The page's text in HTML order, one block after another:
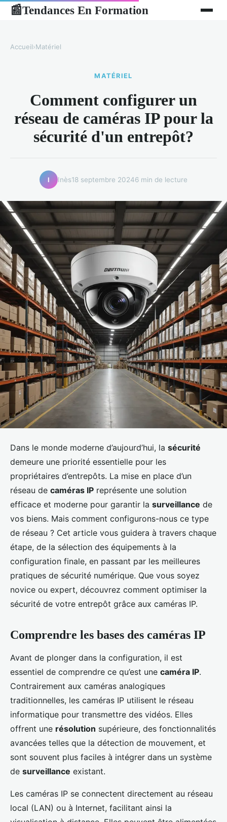
📰Tendances En Formation
Accueil›Matériel
MATÉRIEL
Comment configurer un
réseau de caméras IP pour la
sécurité d'un entrepôt?
I Inès18 septembre 20246 min de lecture
Dans le monde moderne d’aujourd’hui, la sécurité
demeure une priorité essentielle pour les
propriétaires d’entrepôts. La mise en place d’un
réseau de caméras IP représente une solution
efficace et moderne pour garantir la surveillance de
vos biens. Mais comment configurons-nous ce type
de réseau ? Cet article vous guidera à travers chaque
étape, de la sélection des équipements à la
configuration finale, en passant par les meilleures
pratiques de sécurité numérique. Que vous soyez
novice ou expert, découvrez comment optimiser la
sécurité de votre entrepôt grâce aux caméras IP.
Comprendre les bases des caméras IP
Avant de plonger dans la configuration, il est
essentiel de comprendre ce qu’est une caméra IP.
Contrairement aux caméras analogiques
traditionnelles, les caméras IP utilisent le réseau
informatique pour transmettre des vidéos. Elles
offrent une résolution supérieure, des fonctionnalités
avancées telles que la détection de mouvement, et
sont souvent plus faciles à intégrer dans un système
de surveillance existant.
Les caméras IP se connectent directement au réseau
local (LAN) ou à Internet, facilitant ainsi la